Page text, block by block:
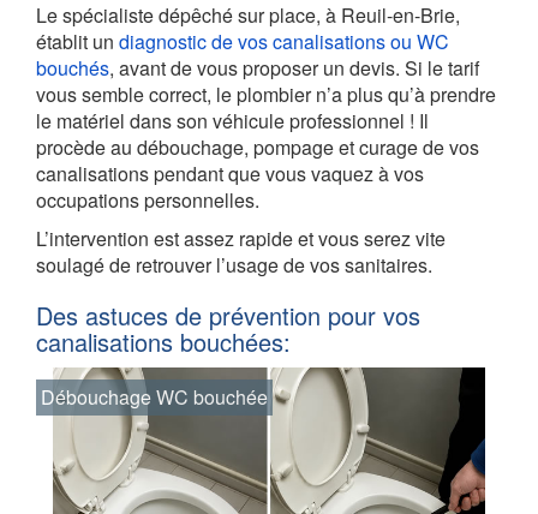
Le spécialiste dépêché sur place, à Reuil-en-Brie,
établit un diagnostic de vos canalisations ou WC
bouchés, avant de vous proposer un devis. Si le tarif
vous semble correct, le plombier n’a plus qu’à prendre
le matériel dans son véhicule professionnel ! Il
procède au débouchage, pompage et curage de vos
canalisations pendant que vous vaquez à vos
occupations personnelles.
L’intervention est assez rapide et vous serez vite
soulagé de retrouver l’usage de vos sanitaires.
Des astuces de prévention pour vos
canalisations bouchées:
Débouchage WC bouchée